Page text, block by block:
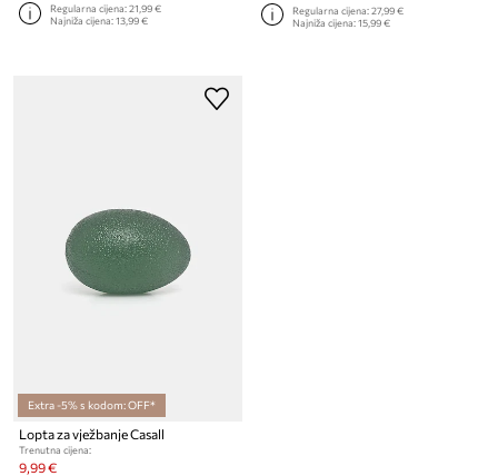
Regularna cijena:21,99 €
Najniža cijena:13,99 €
Regularna cijena:27,99 €
Najniža cijena:15,99 €
Extra -5% s kodom: OFF*
Lopta za vježbanje Casall
Trenutna cijena:
9,99 €